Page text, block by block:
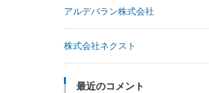
アルデバラン株式会社
株式会社ネクスト
最近のコメント